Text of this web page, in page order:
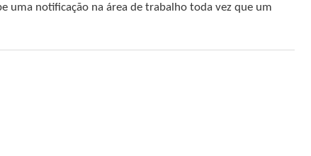
uma notificação na área de trabalho toda vez que um